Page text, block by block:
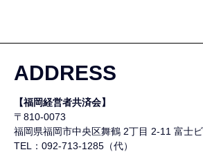
ADDRESS
【福岡経営者共済会】
〒810-0073
福岡県福岡市中央区舞鶴 2丁目 2-11 富士
TEL：092-713-1285（代）